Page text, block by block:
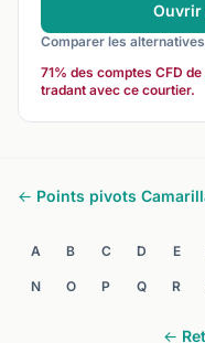
Ouvrir
Comparer les
71% des comptes CFD
tradant avec ce courtier.
← Points pivots
A B C D E
N O P Q R
←